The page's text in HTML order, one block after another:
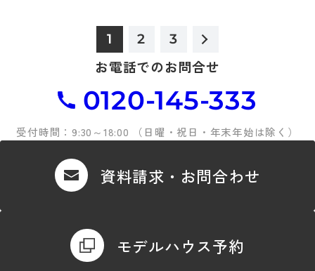
1 2 3
お電話でのお問合せ
0120-145-333
受付時間：9:30～18:00 （日曜・祝日・年末年始は除く）
資料請求・お問合わせ
モデルハウス予約